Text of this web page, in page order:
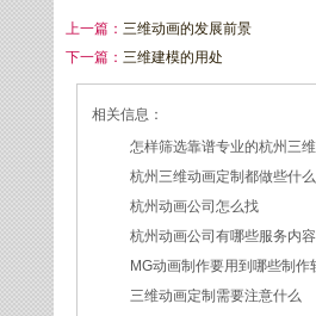
上一篇： 三维动画的发展前景
下一篇： 三维建模的用处
相关信息：
怎样筛选靠谱专业的杭州三
2026/07/21
杭州三维动画定制都做些什
2026/03/19
杭州动画公司怎么找
2026/03/12
杭州动画公司有哪些服务内容
2026/03/09
MG动画制作要用到哪些制作
2026/02/24
三维动画定制需要注意什么